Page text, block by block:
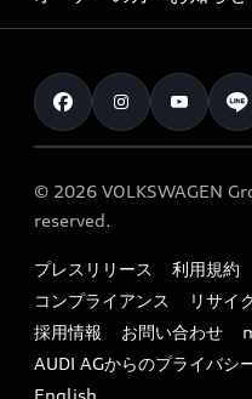
カタログ一覧
アウディナビアプリ
メンテナンス
車検 / 定期点検
e-tronアフターサポート
myAudi
クオリティ
保証
メンテナンス
ファイナンス
キャンペーン / イベント
買取査定
お知らせ
オーナー様向けキャンペーン
特定整備適用車一覧
リサイクル法
よくある質問（FAQ）
© 2026 VOLKSWAGEN
reserved.
プレスリリース 利用規約
コンプライアンス
リサイ
採用情報
お問い合わせ
AUDI AGからのプライバシ
English